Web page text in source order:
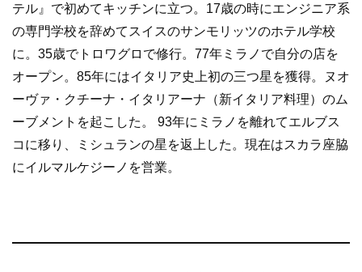
テル』で初めてキッチンに立つ。17歳の時にエンジニア系
の専門学校を辞めてスイスのサンモリッツのホテル学校
に。35歳でトロワグロで修行。77年ミラノで自分の店を
オープン。85年にはイタリア史上初の三つ星を獲得。ヌオ
ーヴァ・クチーナ・イタリアーナ（新イタリア料理）のム
ーブメントを起こした。 93年にミラノを離れてエルブス
コに移り、ミシュランの星を返上した。現在はスカラ座脇
にイルマルケジーノを営業。